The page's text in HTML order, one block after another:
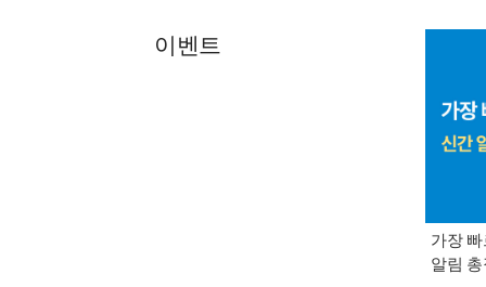
이벤트
가장
알림